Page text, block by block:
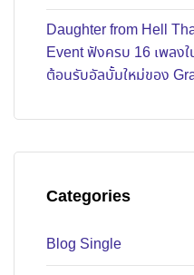
Daughter from Hell
Event ฟังครบ 16 เพลง
ต้อนรับอัลบั้มใหม่ของ
Categories
Blog Single